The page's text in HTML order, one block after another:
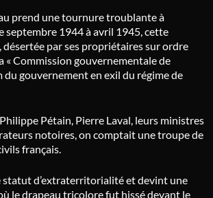
prend une tournure troublante à
septembre 1944 à avril 1945, cette
désertée par ses propriétaires sur ordre
« Commission gouvernementale de
du gouvernement en exil du régime de
Pétain, Pierre Laval, leurs ministres
notoires, on comptait une troupe de
français.
statut d’extraterritorialité et devint une
le drapeau tricolore fut hissé devant le